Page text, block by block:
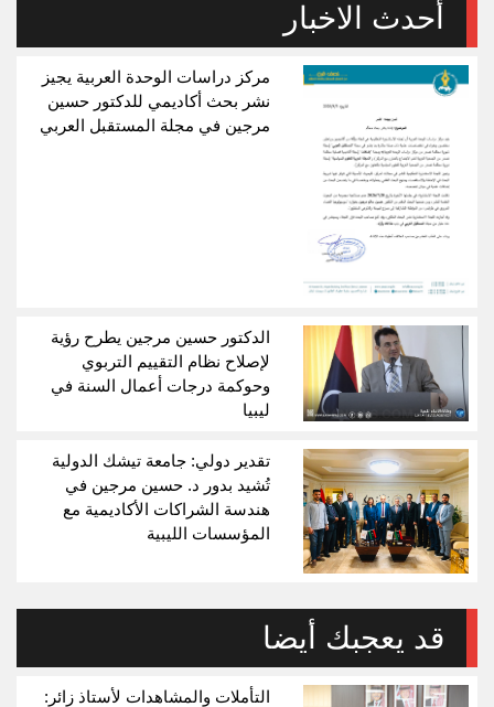
أحدث الاخبار
مركز دراسات الوحدة العربية يجيز
نشر بحث أكاديمي للدكتور حسين
مرجين في مجلة المستقبل العربي
الدكتور حسين مرجين يطرح رؤية
لإصلاح نظام التقييم التربوي
وحوكمة درجات أعمال السنة في
ليبيا
تقدير دولي: جامعة تيشك الدولية
تُشيد بدور د. حسين مرجين في
هندسة الشراكات الأكاديمية مع
المؤسسات الليبية
قد يعجبك أيضا
التأملات والمشاهدات لأستاذ زائر: